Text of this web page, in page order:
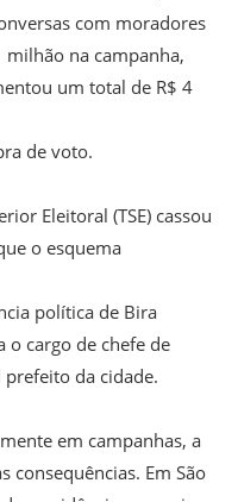
com moradores
milhão na campanha,
um total de R$ 4
de voto.
Eleitoral (TSE) cassou
o esquema
política de Bira
o cargo de chefe de
da cidade.
em campanhas, a
consequências. Em São